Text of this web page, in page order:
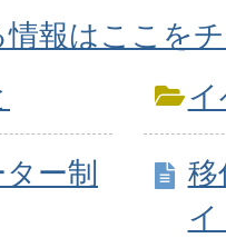
報はここを
ー制
移